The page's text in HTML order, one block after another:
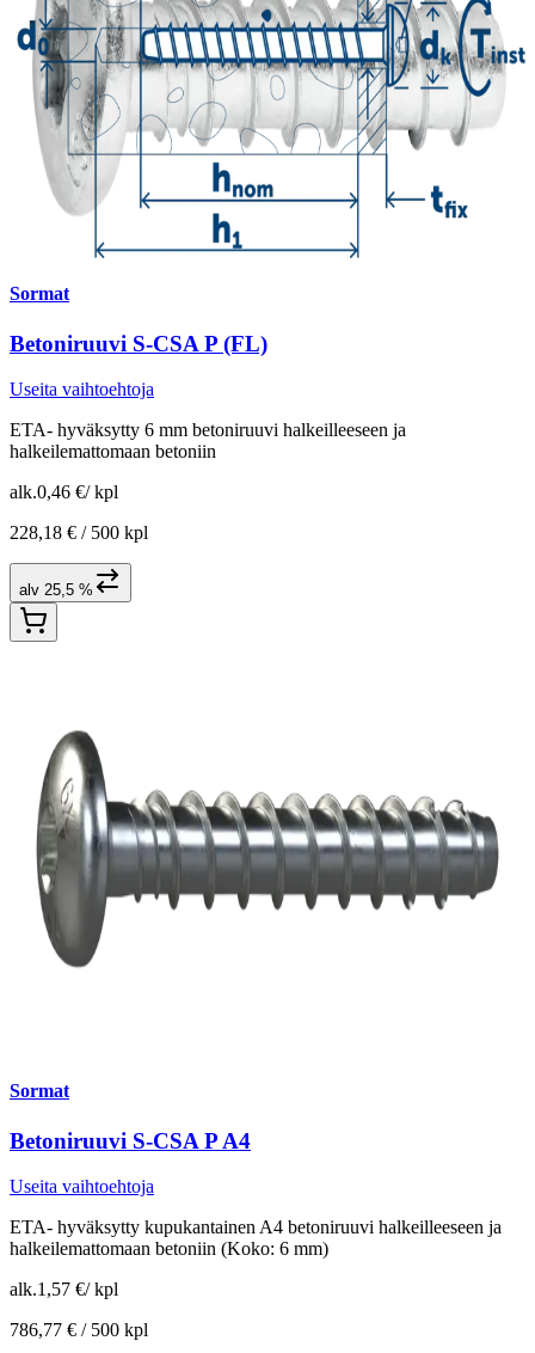
Sormat
Betoniruuvi S-CSA P (FL)
Useita vaihtoehtoja
ETA- hyväksytty 6 mm betoniruuvi halkeilleeseen ja
halkeilemattomaan betoniin
alk.0,46 €/ kpl
228,18 € / 500 kpl
alv 25,5 %
Sormat
Betoniruuvi S-CSA P A4
Useita vaihtoehtoja
ETA- hyväksytty kupukantainen A4 betoniruuvi halkeilleeseen ja
halkeilemattomaan betoniin (Koko: 6 mm)
alk.1,57 €/ kpl
786,77 € / 500 kpl